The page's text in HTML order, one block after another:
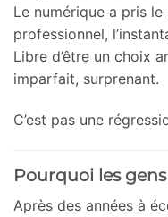
Le numérique a pris
professionnel,
Libre d’être un choix
imparfait, surprenant.
C’est pas une
Pourquoi les
Après des années à